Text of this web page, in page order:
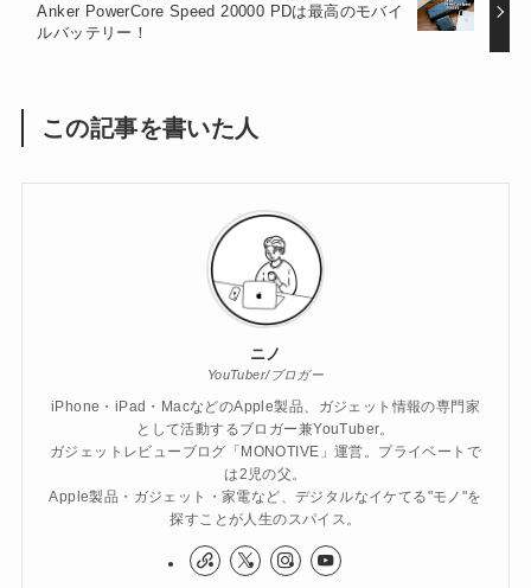
Anker PowerCore Speed 20000 PDは最高のモバイ
ルバッテリー！
この記事を書いた人
ニノ
YouTuber/ブロガー
iPhone・iPad・MacなどのApple製品、ガジェット情報の専門家
として活動するブロガー兼YouTuber。
ガジェットレビューブログ「MONOTIVE」運営。プライベートで
は2児の父。
Apple製品・ガジェット・家電など、デジタルなイケてる"モノ"を
探すことが人生のスパイス。